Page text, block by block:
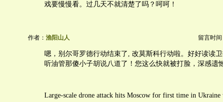
戏要慢慢看。过几天不就清楚了吗？呵呵！
作者： 渔阳山人 留言时间
嗯，别尔哥罗德行动结束了, 改莫斯科行动啦。好好读读
听油管那傻小子胡说八道了！您这么快就被打脸，深感遗
Large-scale drone attack hits Moscow for first time in Ukraine